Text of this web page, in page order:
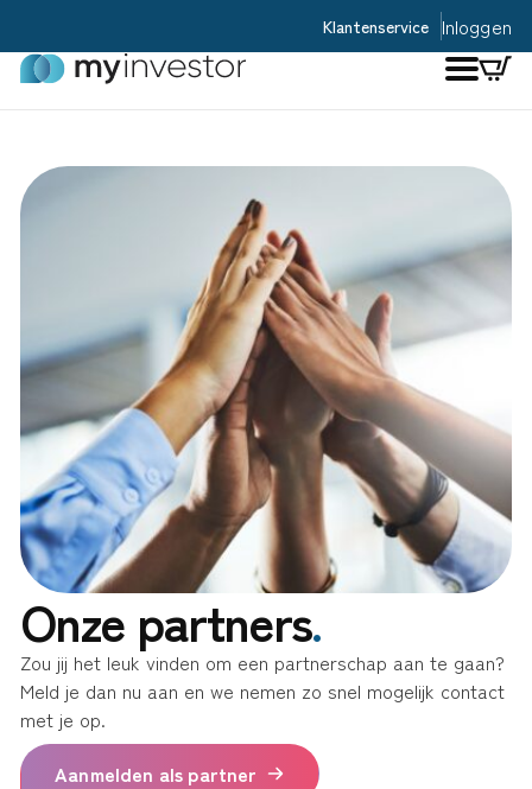
Klantenservice Inloggen
Onze partners.
Zou jij het leuk vinden om een partnerschap aan te gaan?
Meld je dan nu aan en we nemen zo snel mogelijk contact
met je op.
Aanmelden als partner